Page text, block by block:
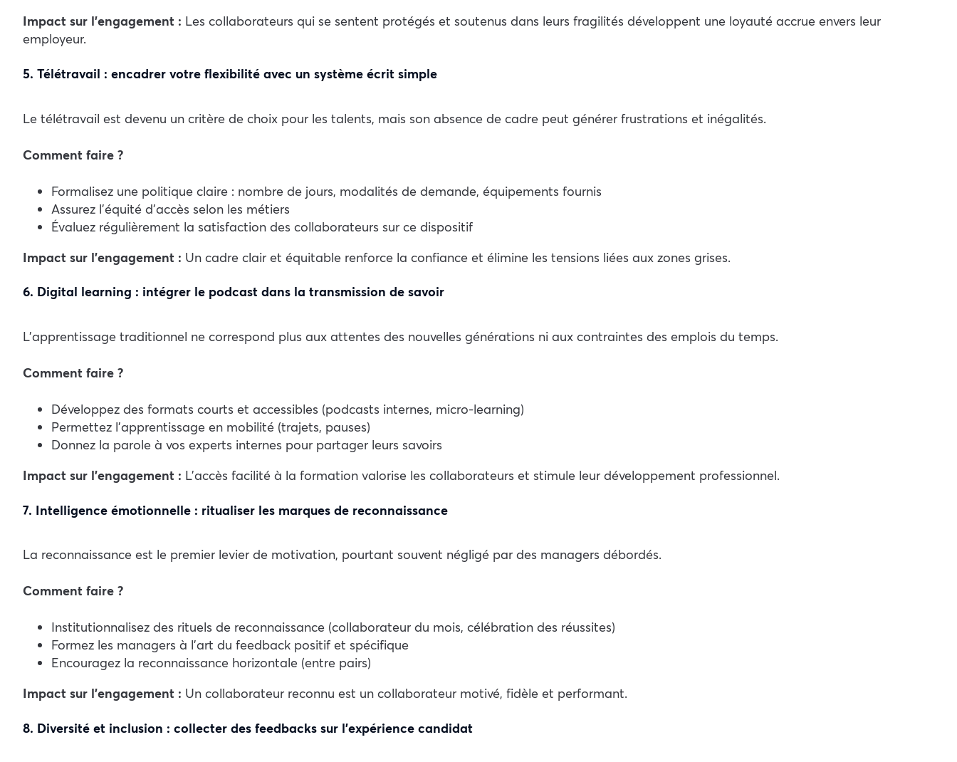
Impact sur l’engagement : Les collaborateurs qui se sentent protégés et soutenus dans leurs fragilités développent une loyauté accrue envers leur
employeur.
5. Télétravail : encadrer votre flexibilité avec un système écrit simple
Le télétravail est devenu un critère de choix pour les talents, mais son absence de cadre peut générer frustrations et inégalités.
Comment faire ?
Formalisez une politique claire : nombre de jours, modalités de demande, équipements fournis
Assurez l’équité d’accès selon les métiers
Évaluez régulièrement la satisfaction des collaborateurs sur ce dispositif
Impact sur l’engagement : Un cadre clair et équitable renforce la confiance et élimine les tensions liées aux zones grises.
6. Digital learning : intégrer le podcast dans la transmission de savoir
L’apprentissage traditionnel ne correspond plus aux attentes des nouvelles générations ni aux contraintes des emplois du temps.
Comment faire ?
Développez des formats courts et accessibles (podcasts internes, micro-learning)
Permettez l’apprentissage en mobilité (trajets, pauses)
Donnez la parole à vos experts internes pour partager leurs savoirs
Impact sur l’engagement : L’accès facilité à la formation valorise les collaborateurs et stimule leur développement professionnel.
7. Intelligence émotionnelle : ritualiser les marques de reconnaissance
La reconnaissance est le premier levier de motivation, pourtant souvent négligé par des managers débordés.
Comment faire ?
Institutionnalisez des rituels de reconnaissance (collaborateur du mois, célébration des réussites)
Formez les managers à l’art du feedback positif et spécifique
Encouragez la reconnaissance horizontale (entre pairs)
Impact sur l’engagement : Un collaborateur reconnu est un collaborateur motivé, fidèle et performant.
8. Diversité et inclusion : collecter des feedbacks sur l’expérience candidat